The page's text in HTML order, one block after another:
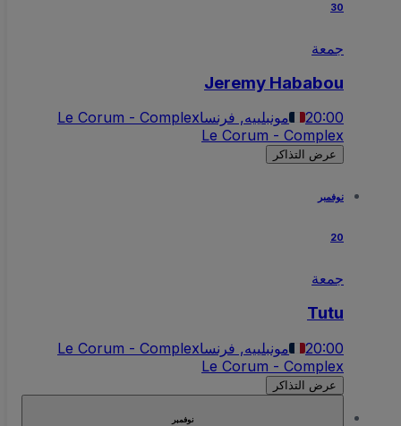
30
جمعة
Jeremy Hababou
20:00 مونبلييه, فرنساLe Corum - Complex
Le Corum - Complex
عرض التذاكر
نوفمبر
20
جمعة
Tutu
20:00 مونبلييه, فرنساLe Corum - Complex
Le Corum - Complex
عرض التذاكر
نوفمبر